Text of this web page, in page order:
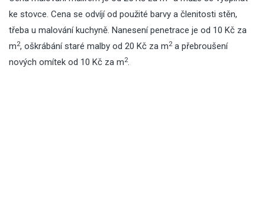
ke stovce. Cena se odvíjí od použité barvy a členitosti stěn,
třeba u malování kuchyně. Nanesení penetrace je od 10 Kč za
m2, oškrábání staré malby od 20 Kč za m2a přebroušení
nových omítek od 10 Kč za m2.